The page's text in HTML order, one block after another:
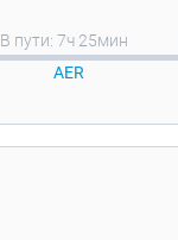
В пути: 7ч 25мин
AER